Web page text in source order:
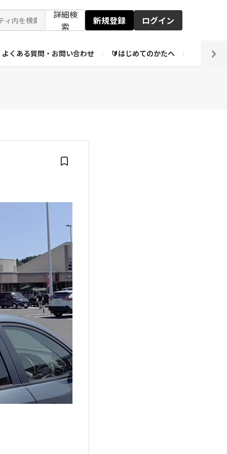
詳細検
索
新規登録 ログイン
よくある質問・お問い合わせ 🔰はじめてのかたへ 編集